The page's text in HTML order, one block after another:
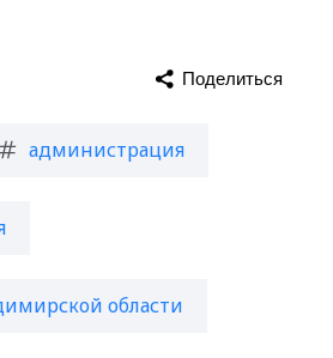
администрация
области
Поделиться